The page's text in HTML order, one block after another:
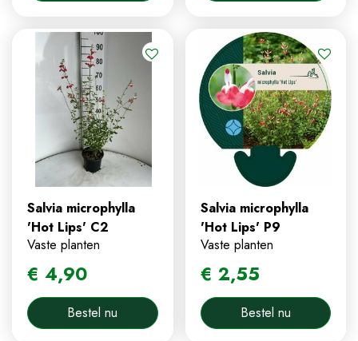
Salvia microphylla
'Hot Lips' C2
Vaste planten
€ 4,90
Bestel nu
Salvia microphylla
'Hot Lips' P9
Vaste planten
€ 2,55
Bestel nu